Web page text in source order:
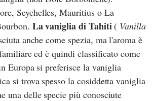
Seychelles, Mauritius o La
La vaniglia di Tahiti( Vanilla
anche come spezia, ma l'aroma è
ed è quindi classificato come
Europa si preferisce la vaniglia
si trova spesso la cosiddetta vaniglia
una delle specie più conosciute